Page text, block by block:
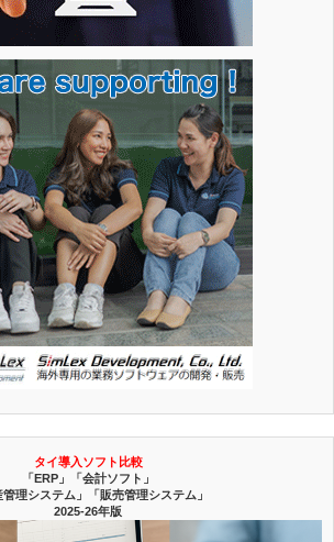
タイ導入ソフト比較
「ERP」「会計ソフト」
管理システム」「販売管理システム」
2025-26年版